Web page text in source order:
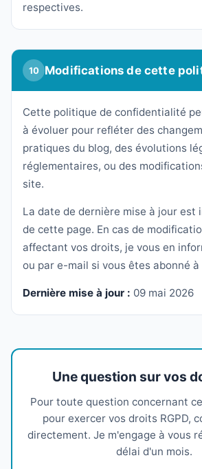
respectives.
10 Modifications de cette
Cette politique de confidentialité
à évoluer pour refléter des
pratiques du blog, des évolutions
réglementaires, ou des
site.
La date de dernière mise à jour est
de cette page. En cas de
affectant vos droits, je vous en
ou par e-mail si vous êtes abonné
Dernière mise à jour : 09 mai 2026
Une question sur vos
Pour toute question concernant
pour exercer vos droits RGPD,
directement. Je m'engage à vous
délai d'un mois.